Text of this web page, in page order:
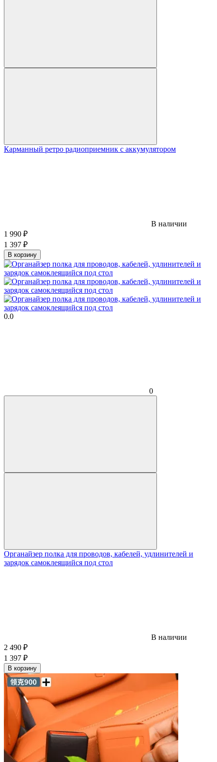
Карманный ретро радиоприемник с аккумулятором
В наличии
1 990 ₽
1 397 ₽
В корзину
0.0
0
Органайзер полка для проводов, кабелей, удлинителей и
зарядок самоклеящийся под стол
В наличии
2 490 ₽
1 397 ₽
В корзину